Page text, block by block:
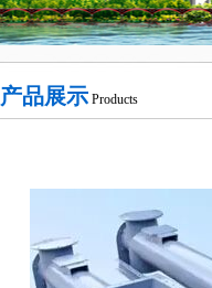
产品展示Products